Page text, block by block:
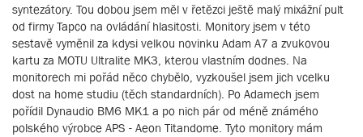
syntezátory. Tou dobou jsem měl v řetězci ještě malý mixážní pult
od firmy Tapco na ovládání hlasitosti. Monitory jsem v této
sestavě vyměnil za kdysi velkou novinku Adam A7 a zvukovou
kartu za MOTU Ultralite MK3, kterou vlastním dodnes. Na
monitorech mi pořád něco chybělo, vyzkoušel jsem jich vcelku
dost na home studiu (těch standardních). Po Adamech jsem
pořídil Dynaudio BM6 MK1 a po nich pár od méně známého
polského výrobce APS - Aeon Titandome. Tyto monitory mám